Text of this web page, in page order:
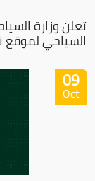
تعلن وزارة
السياحي
09
Oct